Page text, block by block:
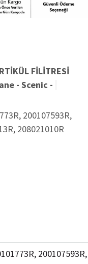
FİLİTRESİ
- Scenic -
200107593R,
208021010R
200107593R,